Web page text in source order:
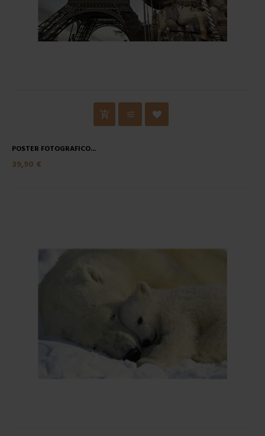
POSTER FOTOGRAFICO...
39,90 €